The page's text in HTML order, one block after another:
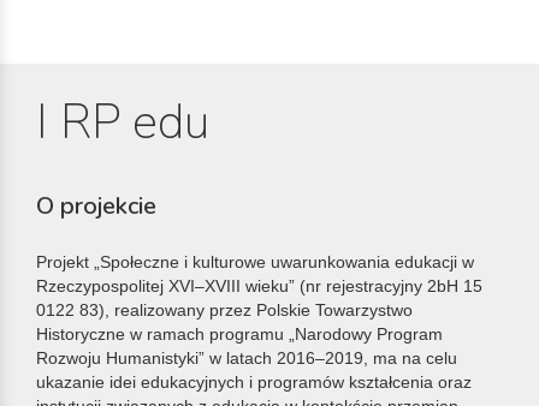
I RP edu
O projekcie
Projekt „Społeczne i kulturowe uwarunkowania edukacji w
Rzeczypospolitej XVI–XVIII wieku” (nr rejestracyjny 2bH 15
0122 83), realizowany przez Polskie Towarzystwo
Historyczne w ramach programu „Narodowy Program
Rozwoju Humanistyki” w latach 2016–2019, ma na celu
ukazanie idei edukacyjnych i programów kształcenia oraz